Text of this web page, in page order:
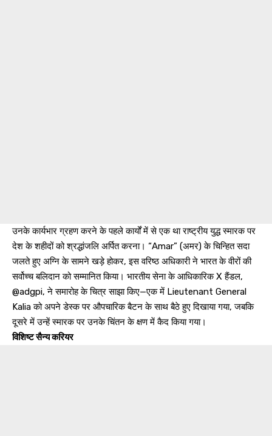
उनके कार्यभार ग्रहण करने के पहले कार्यों में से एक था राष्ट्रीय युद्ध स्मारक पर
देश के शहीदों को श्रद्धांजलि अर्पित करना। “Amar” (अमर) के चिन्हित सदा
जलते हुए अग्नि के सामने खड़े होकर, इस वरिष्ठ अधिकारी ने भारत के वीरों की
सर्वोच्च बलिदान को सम्मानित किया। भारतीय सेना के आधिकारिक X हैंडल,
@adgpi, ने समारोह के चित्र साझा किए—एक में Lieutenant General
Kalia को अपने डेस्क पर औपचारिक बैटन के साथ बैठे हुए दिखाया गया, जबकि
दूसरे में उन्हें स्मारक पर उनके चिंतन के क्षण में कैद किया गया।
विशिष्ट सैन्य करियर